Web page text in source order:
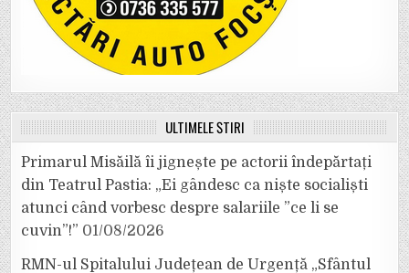
ULTIMELE ȘTIRI
Primarul Misăilă îi jignește pe actorii îndepărtați
din Teatrul Pastia: „Ei gândesc ca niște socialiști
atunci când vorbesc despre salariile ”ce li se
cuvin”!” 01/08/2026
RMN-ul Spitalului Județean de Urgență „Sfântul